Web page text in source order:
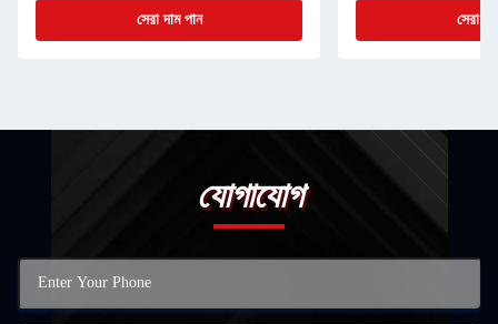
সেরা দাম পান সেরা
যোগাযোগ